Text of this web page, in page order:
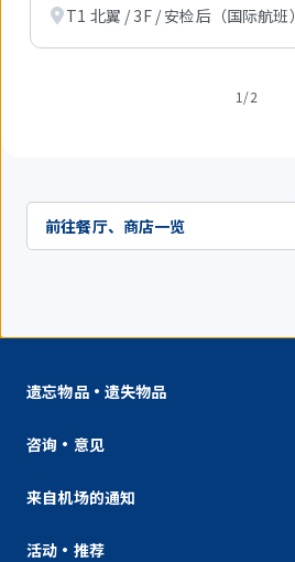
T1 北翼 / 3F / 安检后（国际航班）
1/2
前往餐厅、商店一览
遗忘物品・遗失物品
咨询・意见
来自机场的通知
活动・推荐